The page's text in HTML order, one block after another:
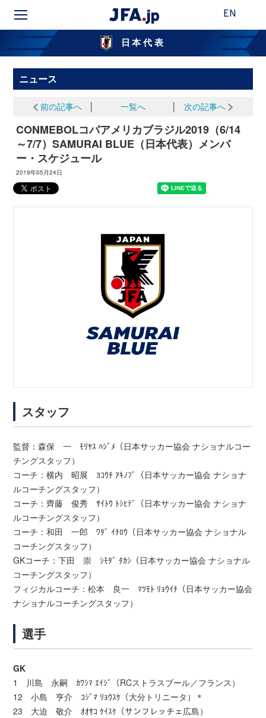
EN
日本代表
ニュース
前の記事へ 一覧へ 次の記事へ
CONMEBOLコパアメリカブラジル2019（6/14
～7/7）SAMURAI BLUE（日本代表）メンバ
ー・スケジュール
2019年05月24日
スタッフ
監督：森保 一 ﾓﾘﾔｽ ﾊｼﾞﾒ（日本サッカー協会 ナショナルコー
チングスタッフ）
コーチ：横内 昭展 ﾖｺｳﾁ ｱｷﾉﾌﾞ（日本サッカー協会 ナショナ
ルコーチングスタッフ）
コーチ：齊藤 俊秀 ｻｲﾄｳ ﾄｼﾋﾃﾞ（日本サッカー協会 ナショナ
ルコーチングスタッフ）
コーチ：和田 一郎 ﾜﾀﾞ ｲﾁﾛｳ（日本サッカー協会 ナショナル
コーチングスタッフ）
GKコーチ：下田 崇 ｼﾓﾀﾞ ﾀｶｼ（日本サッカー協会 ナショナル
コーチングスタッフ）
フィジカルコーチ：松本 良一 ﾏﾂﾓﾄ ﾘｮｳｲﾁ（日本サッカー協会
ナショナルコーチングスタッフ）
選手
GK
1 川島 永嗣 ｶﾜｼﾏ ｴｲｼﾞ（RCストラスブール／フランス）
12 小島 亨介 ｺｼﾞﾏ ﾘｮｳｽｹ（大分トリニータ）＊
23 大迫 敬介 ｵｵｻｺ ｹｲｽｹ（サンフレッチェ広島）